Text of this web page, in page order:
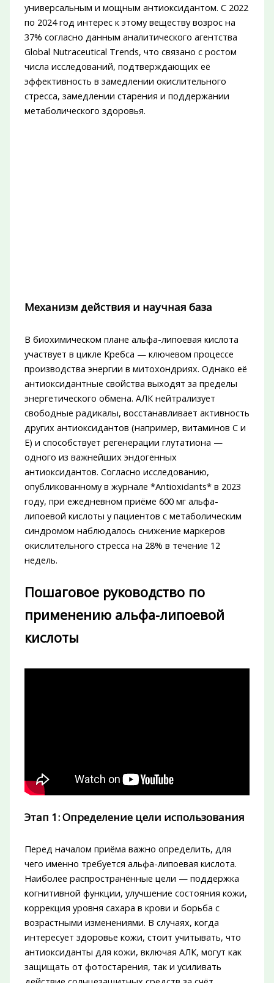
универсальным и мощным антиоксидантом. С 2022
по 2024 год интерес к этому веществу возрос на
37% согласно данным аналитического агентства
Global Nutraceutical Trends, что связано с ростом
числа исследований, подтверждающих её
эффективность в замедлении окислительного
стресса, замедлении старения и поддержании
метаболического здоровья.
Механизм действия и научная база
В биохимическом плане альфа-липоевая кислота
участвует в цикле Кребса — ключевом процессе
производства энергии в митохондриях. Однако её
антиоксидантные свойства выходят за пределы
энергетического обмена. АЛК нейтрализует
свободные радикалы, восстанавливает активность
других антиоксидантов (например, витаминов C и
E) и способствует регенерации глутатиона —
одного из важнейших эндогенных
антиоксидантов. Согласно исследованию,
опубликованному в журнале *Antioxidants* в 2023
году, при ежедневном приёме 600 мг альфа-
липоевой кислоты у пациентов с метаболическим
синдромом наблюдалось снижение маркеров
окислительного стресса на 28% в течение 12
недель.
Пошаговое руководство по
применению альфа-липоевой
кислоты
Этап 1: Определение цели использования
Перед началом приёма важно определить, для
чего именно требуется альфа-липоевая кислота.
Наиболее распространённые цели — поддержка
когнитивной функции, улучшение состояния кожи,
коррекция уровня сахара в крови и борьба с
возрастными изменениями. В случаях, когда
интересует здоровье кожи, стоит учитывать, что
антиоксиданты для кожи, включая АЛК, могут как
защищать от фотостарения, так и усиливать